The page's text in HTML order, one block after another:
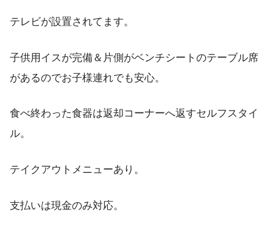
テレビが設置されてます。
子供用イスが完備＆片側がベンチシートのテーブル席
があるのでお子様連れでも安心。
食べ終わった食器は返却コーナーへ返すセルフスタイ
ル。
テイクアウトメニューあり。
支払いは現金のみ対応。